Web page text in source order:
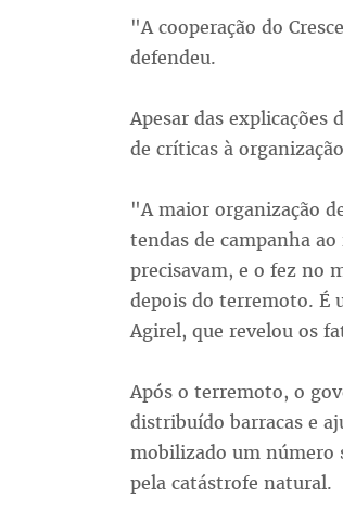
"A cooperação do
defendeu.
Apesar das explicações
de críticas à
"A maior organização
tendas de campanha
precisavam, e o fez no
depois do terremoto. É
Agirel, que revelou os
Após o terremoto, o
distribuído barracas e
mobilizado um número
pela catástrofe natural.